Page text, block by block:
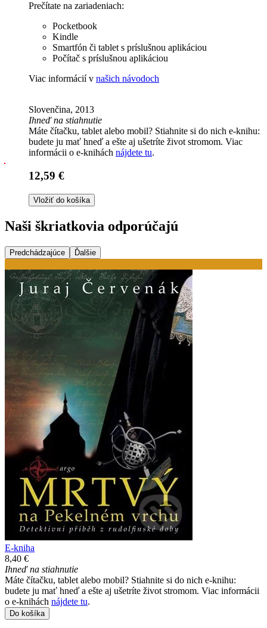
Prečítate na zariadeniach:
Pocketbook
Kindle
Smartfón či tablet s príslušnou aplikáciou
Počítač s príslušnou aplikáciou
Viac informácií v našich návodoch
Slovenčina, 2013
Ihneď na stiahnutie
Máte čítačku, tablet alebo mobil? Stiahnite si do nich e-knihu:
budete ju mať hneď a ešte aj ušetríte život stromom. Viac
informácii o e-knihách nájdete tu.
12,59 €
Vložiť do košíka
Naši škriatkovia odporúčajú
Predchádzajúce Ďalšie
E-kniha
8,40 €
Ihneď na stiahnutie
Máte čítačku, tablet alebo mobil? Stiahnite si do nich e-knihu:
budete ju mať hneď a ešte aj ušetríte život stromom. Viac informácii
o e-knihách nájdete tu.
Do košíka